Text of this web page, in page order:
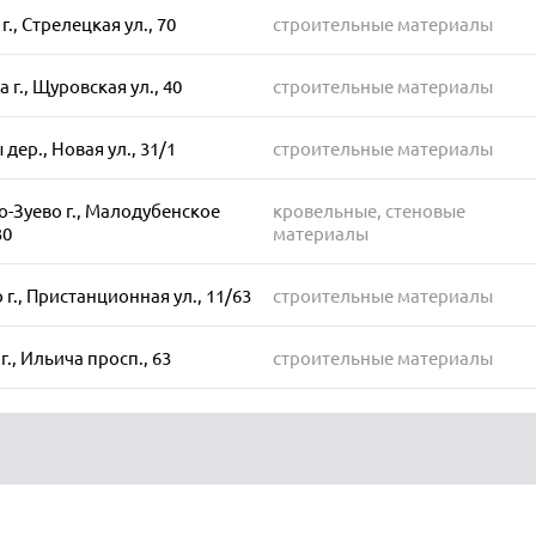
Стрелецкая ул., 70 строительные материалы
г., Щуровская ул., 40 строительные материалы
дер., Новая ул., 31/1 строительные материалы
Зуево г., Малодубенское
кровельные, стеновые
материалы
г., Пристанционная ул., 11/63 строительные материалы
Ильича просп., 63 строительные материалы